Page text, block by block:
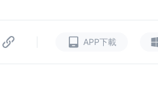
APP下載